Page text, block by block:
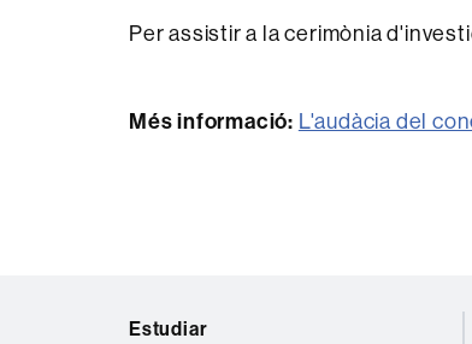
Per assistir a la cerimònia
Més informació: L'audàcia del
Estudiar